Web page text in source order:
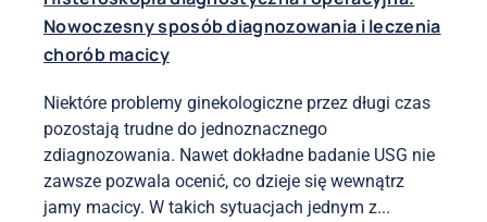
Nowoczesny sposób diagnozowania i leczenia
chorób macicy
Niektóre problemy ginekologiczne przez długi czas
pozostają trudne do jednoznacznego
zdiagnozowania. Nawet dokładne badanie USG nie
zawsze pozwala ocenić, co dzieje się wewnątrz
jamy macicy. W takich sytuacjach jednym z...